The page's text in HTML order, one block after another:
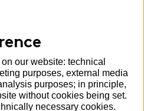
our website: technical
purposes, external media
purposes; in principle,
without cookies being set.
necessary cookies.